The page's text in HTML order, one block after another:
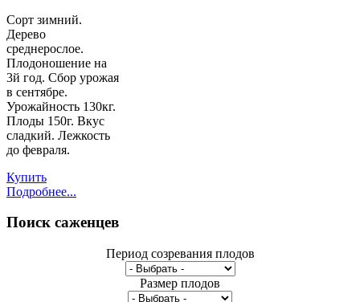
Сорт зимний.
Дерево
среднерослое.
Плодоношение на
3й год. Сбор урожая
в сентябре.
Урожайность 130кг.
Плоды 150г. Вкус
сладкий. Лежкость
до февраля.
Купить
Подробнее...
Поиск саженцев
Период созревания плодов
Размер плодов